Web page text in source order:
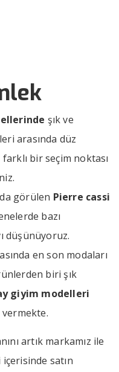
şık ve
arasında düz
bir seçim noktası
görülen Pierre cassi
bazı
düşünüyoruz.
en son modaları
biri şık
giyim modelleri
artık markamız ile
satın